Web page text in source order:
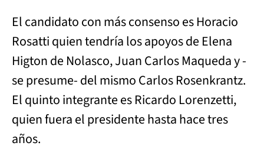
El candidato con más consenso es Horacio
Rosatti quien tendría los apoyos de Elena
Higton de Nolasco, Juan Carlos Maqueda y -
se presume- del mismo Carlos Rosenkrantz.
El quinto integrante es Ricardo Lorenzetti,
quien fuera el presidente hasta hace tres
años.